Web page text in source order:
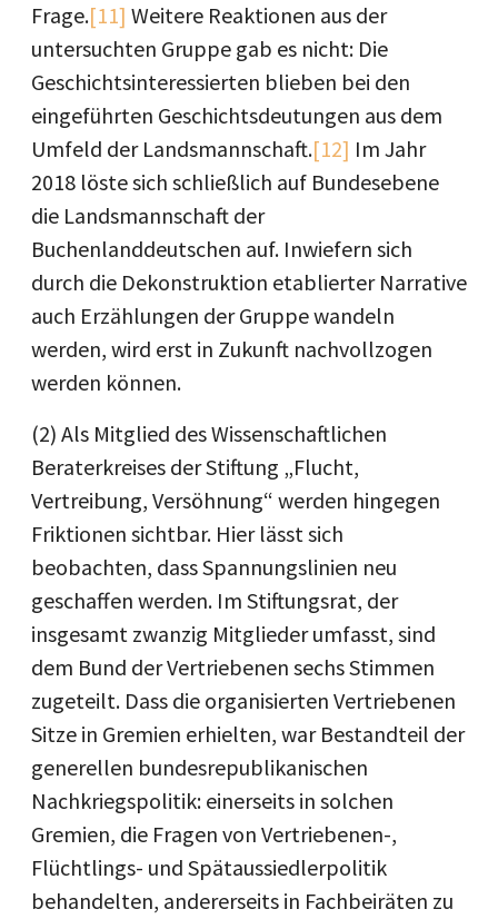
Frage.[11] Weitere Reaktionen aus der
untersuchten Gruppe gab es nicht: Die
Geschichtsinteressierten blieben bei den
eingeführten Geschichtsdeutungen aus dem
Umfeld der Landsmannschaft.[12] Im Jahr
2018 löste sich schließlich auf Bundesebene
die Landsmannschaft der
Buchenlanddeutschen auf. Inwiefern sich
durch die Dekonstruktion etablierter Narrative
auch Erzählungen der Gruppe wandeln
werden, wird erst in Zukunft nachvollzogen
werden können.
(2) Als Mitglied des Wissenschaftlichen
Beraterkreises der Stiftung „Flucht,
Vertreibung, Versöhnung“ werden hingegen
Friktionen sichtbar. Hier lässt sich
beobachten, dass Spannungslinien neu
geschaffen werden. Im Stiftungsrat, der
insgesamt zwanzig Mitglieder umfasst, sind
dem Bund der Vertriebenen sechs Stimmen
zugeteilt. Dass die organisierten Vertriebenen
Sitze in Gremien erhielten, war Bestandteil der
generellen bundesrepublikanischen
Nachkriegspolitik: einerseits in solchen
Gremien, die Fragen von Vertriebenen-,
Flüchtlings- und Spätaussiedlerpolitik
behandelten, andererseits in Fachbeiräten zu